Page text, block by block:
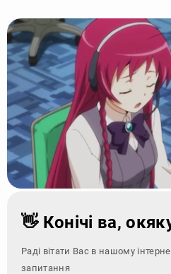
👋 Конічі ва,
Раді вітати Вас в нашому
запитання - зверніться